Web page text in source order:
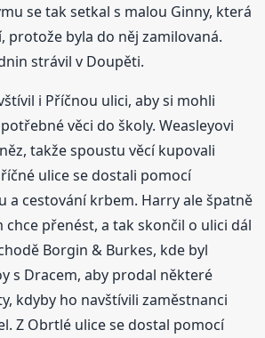
se tak setkal s malou Ginny, která
protože byla do něj zamilovaná.
strávil v Doupěti.
i Příčnou ulici, aby si mohli
věci do školy. Weasleyovi
takže spoustu věcí kupovali
ulice se dostali pomocí
a cestování krbem. Harry ale špatně
chce přenést, a tak skončil o ulici dál
Borgin & Burkes, kde byl
s Dracem, aby prodal některé
kdyby ho navštívili zaměstnanci
Z Obrtlé ulice se dostal pomocí